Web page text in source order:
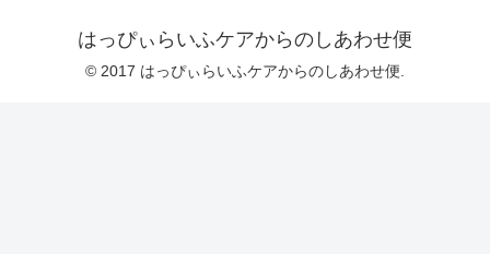
はっぴぃらいふケアからのしあわせ便
© 2017 はっぴぃらいふケアからのしあわせ便.